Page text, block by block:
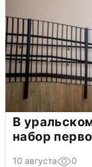
В
набор
10 августа 0